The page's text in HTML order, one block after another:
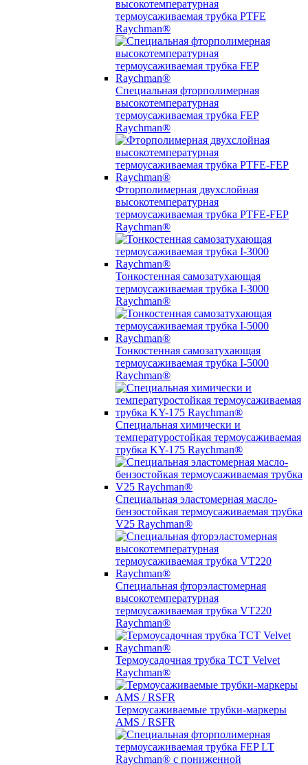
высокотемпературная
термоусаживаемая трубка PTFE
Raychman®
Специальная фторполимерная
высокотемпературная
термоусаживаемая трубка FEP
Raychman®
Фторполимерная двухслойная
высокотемпературная
термоусаживаемая трубка PTFE-FEP
Raychman®
Тонкостенная самозатухающая
термоусаживаемая трубка I-3000
Raychman®
Тонкостенная самозатухающая
термоусаживаемая трубка I-5000
Raychman®
Специальная химически и
температуростойкая термоусаживаемая
трубка KY-175 Raychman®
Специальная эластомерная масло-
бензостойкая термоусаживаемая трубка
V25 Raychman®
Специальная фторэластомерная
высокотемпературная
термоусаживаемая трубка VT220
Raychman®
Термоусадочная трубка TCT Velvet
Raychman®
Термоусаживаемые трубки-маркеры
AMS / RSFR